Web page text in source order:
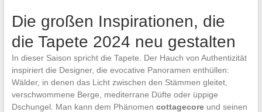
Die großen Inspirationen, die
die Tapete 2024 neu gestalten
In dieser Saison spricht die Tapete. Der Hauch von Authentizität
inspiriert die Designer, die evocative Panoramen enthüllen:
Wälder, in denen das Licht zwischen den Stämmen gleitet,
verschwommene Berge, mediterrane Düfte oder üppige
Dschungel. Man kann dem Phänomen cottagecoreund seinen